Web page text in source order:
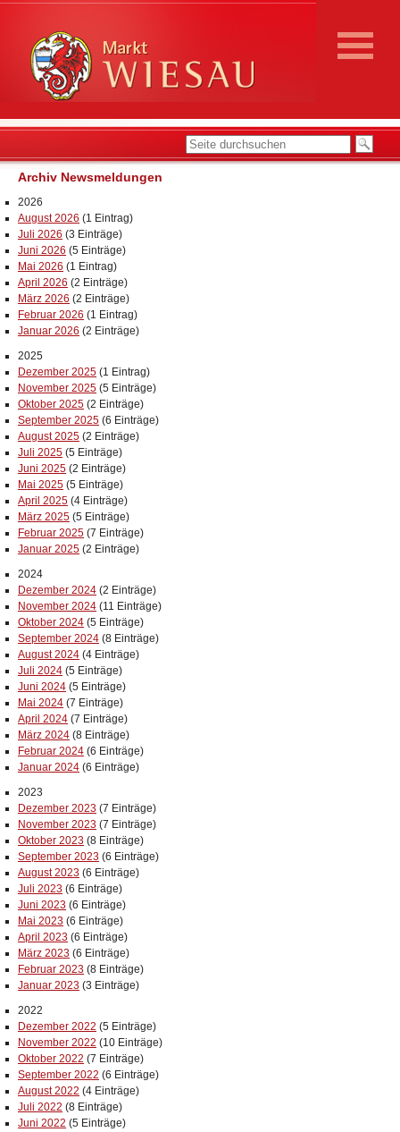
Archiv Newsmeldungen
2026
August 2026 (1 Eintrag)
Juli 2026 (3 Einträge)
Juni 2026 (5 Einträge)
Mai 2026 (1 Eintrag)
April 2026 (2 Einträge)
März 2026 (2 Einträge)
Februar 2026 (1 Eintrag)
Januar 2026 (2 Einträge)
2025
Dezember 2025 (1 Eintrag)
November 2025 (5 Einträge)
Oktober 2025 (2 Einträge)
September 2025 (6 Einträge)
August 2025 (2 Einträge)
Juli 2025 (5 Einträge)
Juni 2025 (2 Einträge)
Mai 2025 (5 Einträge)
April 2025 (4 Einträge)
März 2025 (5 Einträge)
Februar 2025 (7 Einträge)
Januar 2025 (2 Einträge)
2024
Dezember 2024 (2 Einträge)
November 2024 (11 Einträge)
Oktober 2024 (5 Einträge)
September 2024 (8 Einträge)
August 2024 (4 Einträge)
Juli 2024 (5 Einträge)
Juni 2024 (5 Einträge)
Mai 2024 (7 Einträge)
April 2024 (7 Einträge)
März 2024 (8 Einträge)
Februar 2024 (6 Einträge)
Januar 2024 (6 Einträge)
2023
Dezember 2023 (7 Einträge)
November 2023 (7 Einträge)
Oktober 2023 (8 Einträge)
September 2023 (6 Einträge)
August 2023 (6 Einträge)
Juli 2023 (6 Einträge)
Juni 2023 (6 Einträge)
Mai 2023 (6 Einträge)
April 2023 (6 Einträge)
März 2023 (6 Einträge)
Februar 2023 (8 Einträge)
Januar 2023 (3 Einträge)
2022
Dezember 2022 (5 Einträge)
November 2022 (10 Einträge)
Oktober 2022 (7 Einträge)
September 2022 (6 Einträge)
August 2022 (4 Einträge)
Juli 2022 (8 Einträge)
Juni 2022 (5 Einträge)